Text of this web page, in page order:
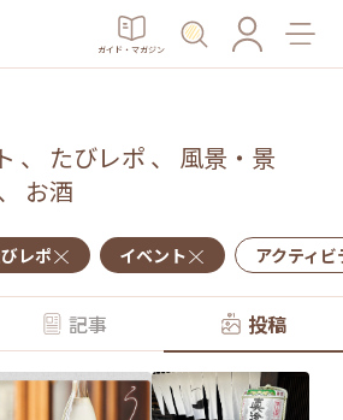
ガイド・マガジン
、 たびレポ 、 風景・景
お酒
レポ イベント アクティ
記事 投稿